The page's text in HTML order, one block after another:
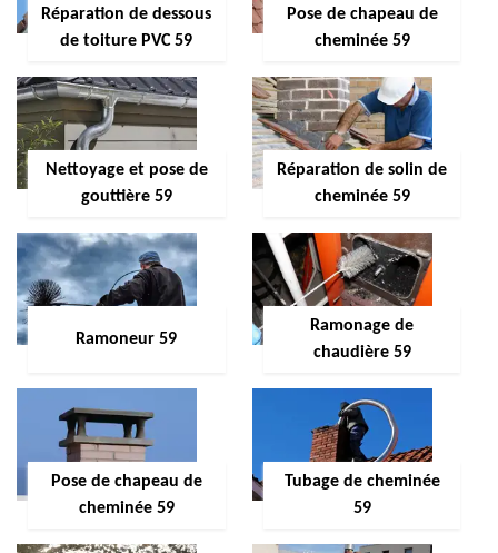
Réparation de dessous
de toiture PVC 59
Pose de chapeau de
cheminée 59
Nettoyage et pose de
gouttière 59
Réparation de solin de
cheminée 59
Ramoneur 59
Ramonage de
chaudière 59
Pose de chapeau de
cheminée 59
Tubage de cheminée
59